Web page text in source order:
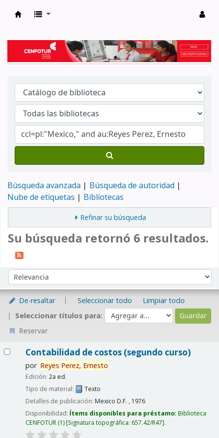
Búsqueda avanzada
Búsqueda de autoridad
Nube de etiquetas
Bibliotecas
Refinar su búsqueda
Su búsqueda retornó 6 resultados.
Ordenar por:
De-resaltar Seleccionar todo
Limpiar todo
Seleccionar títulos para:
Reservar
Contabilidad de costos (segundo curso)
por Reyes Perez, Ernesto
Edición: 2a ed.
Tipo de material:
Texto
Detalles de publicación: Mexico D.F. , 1976
Disponibilidad: Ítems disponibles para préstamo: Biblioteca
CENFOTUR(1) Signatura topográfica: 657.42/R47 .